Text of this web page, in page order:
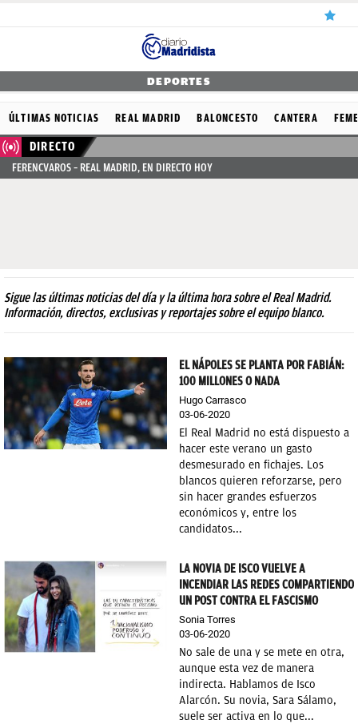
NOTICIAS
REAL
MADRID
DIRECTO
FEMENINO
OKDIARIO
DEPORTES
ÚLTIMAS NOTICIAS REAL MADRID BALONCESTO CANTERA
DIRECTO
FERENCVAROS – REAL MADRID, EN DIRECTO HOY
Sigue las últimas noticias del día y la última hora sobre el Real Madrid.
Información, directos, exclusivas y reportajes sobre el equipo blanco.
EL NÁPOLES SE PLANTA POR FABIÁN:
100 MILLONES O NADA
Hugo Carrasco
03-06-2020
El Real Madrid no está dispuesto a
hacer este verano un gasto
desmesurado en fichajes. Los
blancos quieren reforzarse, pero
sin hacer grandes esfuerzos
económicos y, entre los
candidatos...
LA NOVIA DE ISCO VUELVE A
INCENDIAR LAS REDES COMPARTIENDO
UN POST CONTRA EL FASCISMO
Sonia Torres
03-06-2020
No sale de una y se mete en otra,
aunque esta vez de manera
indirecta. Hablamos de Isco
Alarcón. Su novia, Sara Sálamo,
suele ser activa en lo que...